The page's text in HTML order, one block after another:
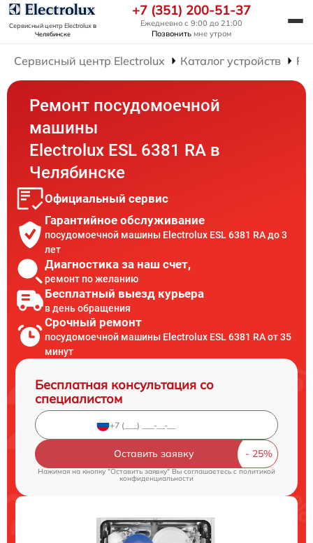
Сервисный центр Electroluxв
Челябинске
+7 (351) 200-51-37
Ежедневно с 9:00 до 21:00
Позвонить мне утром
Сервисный центр Electrolux Каталог устройств
Ремонт посудомоечной
машины
Electrolux ESL 6381 RA в
Челябинске
Официальный сервис
Гарантийное обслуживание
посудомоечной машины Electrolux ESL 6381 RA до 3
лет
Диагностика за наш счет,
ремонт по желанию
Бесплатный выезд курьера
в день обращения
Срочный ремонт
посудомоечной машины Electrolux ESL 6381 RA от 35
минут
Бесплатная консультация со
специалистом
Оставить заявку
Нажимая на кнопку "Оставить заявку" Вы соглашаетесь cполитикой
конфиденциальности